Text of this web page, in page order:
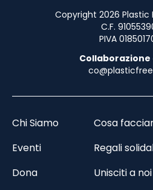
Copyright 2026 Plastic
C.F.
PIVA
Collaborazione
Chi Siamo
Cosa
Eventi
Regali
Dona
Unisciti a noi